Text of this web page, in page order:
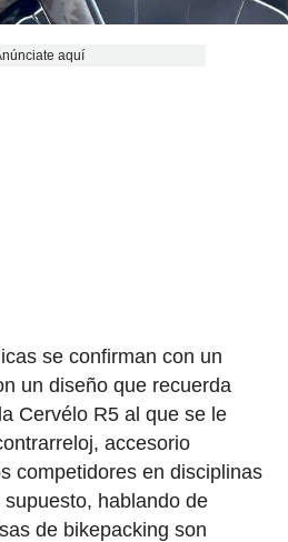
aquí
se confirman con un
un diseño que recuerda
Cervélo R5 al que se le
accesorio
competidores en disciplinas
hablando de
de bikepacking son